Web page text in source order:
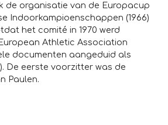
de organisatie van de Europacup
Indoorkampioenschappen (1966)
het comité in 1970 werd
Athletic Association
documenten aangeduid als
De eerste voorzitter was de
Paulen.